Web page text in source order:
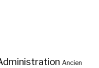
Ancien